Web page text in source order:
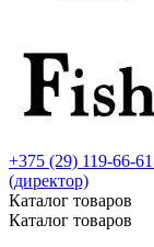
+375 (29) 119-66-
(директор)
Каталог товаров
Каталог товаров